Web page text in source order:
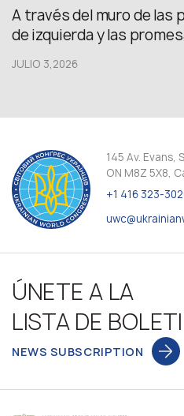
A través del muro de las
de izquierda y las
JULIO 3,2026
145 Av. Evans,
ON M8Z 5X8,
+1 416 323-
ÚNETE A LA
LISTA DE
NEWS SUBSCRIPTION